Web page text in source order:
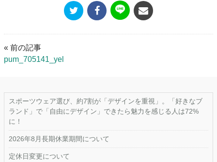
« 前の記事
pum_705141_yel
スポーツウェア選び、約7割が「デザインを重視」。「好きなブ
ランド」で「自由にデザイン」できたら魅力を感じる人は72%
に！
2026年8月長期休業期間について
定休日変更について